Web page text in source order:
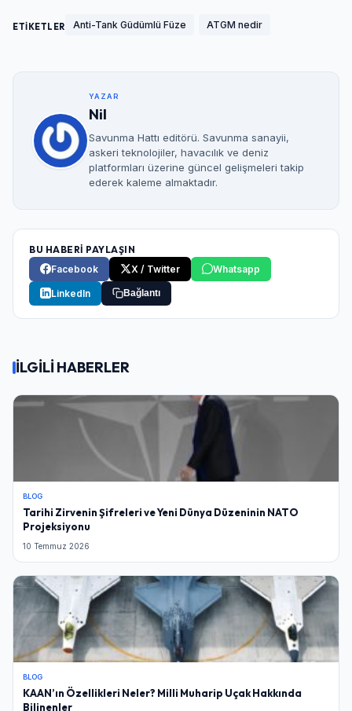
ETİKETLER Anti-Tank Güdümlü Füze ATGM nedir
YAZAR
Nil
Savunma Hattı editörü. Savunma sanayii,
askeri teknolojiler, havacılık ve deniz
platformları üzerine güncel gelişmeleri takip
ederek kaleme almaktadır.
BU HABERİ PAYLAŞIN
Facebook
X / Twitter Whatsapp
LinkedIn Bağlantı
İLGİLİ HABERLER
BLOG
Tarihi Zirvenin Şifreleri ve Yeni Dünya Düzeninin NATO
Projeksiyonu
10 Temmuz 2026
BLOG
KAAN’ın Özellikleri Neler? Milli Muharip Uçak Hakkında
Bilinenler